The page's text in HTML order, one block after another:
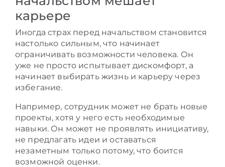
карьере
Иногда страх перед начальством становится
настолько сильным, что начинает
ограничивать возможности человека. Он
уже не просто испытывает дискомфорт, а
начинает выбирать жизнь и карьеру через
избегание.
Например, сотрудник может не брать новые
проекты, хотя у него есть необходимые
навыки. Он может не проявлять инициативу,
не предлагать идеи и оставаться
незаметным только потому, что боится
возможной оценки.